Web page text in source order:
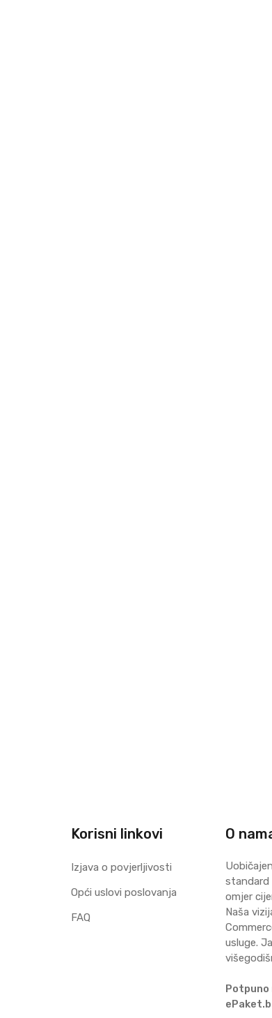
Korisni linkovi
Izjava o povjerljivosti
Opći uslovi poslovanja
FAQ
O
standard
omjer
Naša
usluge.
Potpuno